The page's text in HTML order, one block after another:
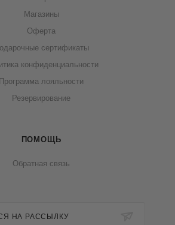
Магазины
Оферта
сертификаты
конфиденциальности
Программа лояльности
Резервирование
ПОМОЩЬ
Обратная связь
НА РАССЫЛКУ